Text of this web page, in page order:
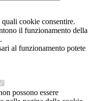
quali cookie consentire.
il funzionamento della
al funzionamento potete
possono essere